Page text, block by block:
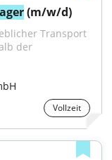
(m/w/d)
Transport
der
Vollzeit